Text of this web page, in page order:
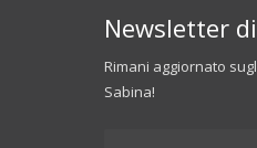
Newsletter
Rimani aggiornato
Sabina!